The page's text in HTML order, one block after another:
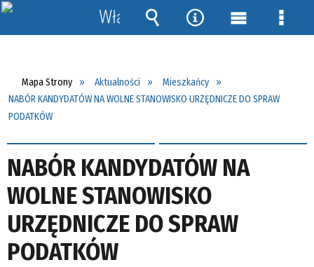
Mapa Strony Aktualności
Mieszkańcy
NABÓR KANDYDATÓW NA WOLNE STANOWISKO URZĘDNICZE DO SPRAW
PODATKÓW
NABÓR KANDYDATÓW NA
WOLNE STANOWISKO
URZĘDNICZE DO SPRAW
PODATKÓW
Włącz
powiadomienia
Wyszukiwarka
Narzędzia
Menu Menu